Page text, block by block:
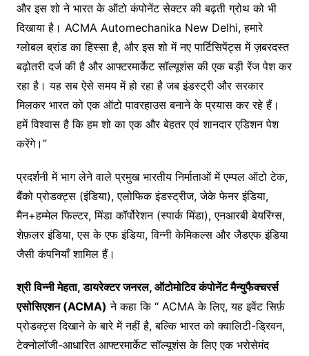
और इस शो ने भारत के ऑटो कंपोनेंट सेक्टर की बढ़ती ग्रोथ को भी
दिखाया है। ACMA Automechanika New Delhi, हमारे
ग्लोबल ब्रांड का हिस्सा है, और इस शो में नए पार्टिसिपेंट्स में ज़बरदस्त
बढ़ोतरी दर्ज की है और आफ्टरमार्केट सॉल्यूशंस की एक बड़ी रेंज पेश कर
रहा है। यह सब ऐसे समय में हो रहा है जब इंडस्ट्री और सरकार
मिलकर भारत को एक ऑटो पावरहाउस बनाने के प्रयास कर रहे हैं।
हमें विश्वास है कि हम शो का एक और बेहतर एवं शानदार एडिशन पेश
करेंगे।”
प्रदर्शनी में भाग लेने वाले प्रमुख भारतीय निर्माताओं में एम्पल ऑटो टेक,
बैंको प्रोडक्ट्स (इंडिया), एलोफिक इंडस्ट्रीज, जेके फेनर इंडिया,
मैन+हम्मेल फिल्टर, मिंडा कॉर्पोरेशन (स्पार्क मिंडा), एनआरबी बेयरिंग्स,
शेफ़लर इंडिया, एस के एफ इंडिया, विन्नी केमिकल्स और जैडएफ इंडिया
जैसी कंपनियाँ शामिल हैं।
श्री विन्नी मेहता, डायरेक्टर जनरल, ऑटोमोटिव कंपोनेंट मैन्युफैक्चरर्स
एसोसिएशन(ACMA) ने कहा कि “ ACMA के लिए, यह इवेंट सिर्फ़
प्रोडक्ट्स दिखाने के बारे में नहीं है, बल्कि भारत को क्वालिटी-ड्रिवन,
टेक्नोलॉजी-आधारित आफ्टरमार्केट सॉल्यूशंस के लिए एक भरोसेमंद